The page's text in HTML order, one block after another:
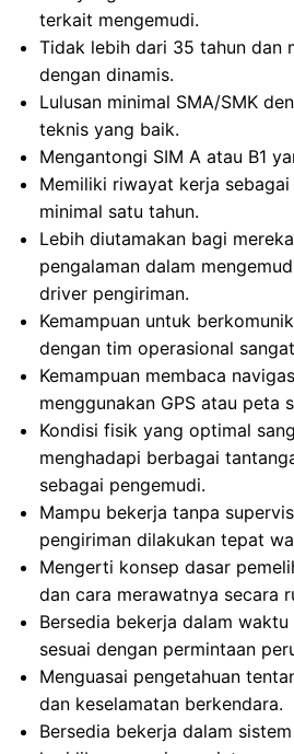
terkait mengemudi.
Tidak lebih dari 35 tahun dan
dengan dinamis.
Lulusan minimal SMA/SMK
teknis yang baik.
Mengantongi SIM A atau B1
Memiliki riwayat kerja
minimal satu tahun.
Lebih diutamakan bagi
pengalaman dalam
driver pengiriman.
Kemampuan untuk
dengan tim operasional
Kemampuan membaca
menggunakan GPS atau peta
Kondisi fisik yang optimal
menghadapi berbagai
sebagai pengemudi.
Mampu bekerja tanpa
pengiriman dilakukan tepat
Mengerti konsep dasar
dan cara merawatnya secara
Bersedia bekerja dalam
sesuai dengan permintaan
Menguasai pengetahuan
dan keselamatan berkendara.
Bersedia bekerja dalam